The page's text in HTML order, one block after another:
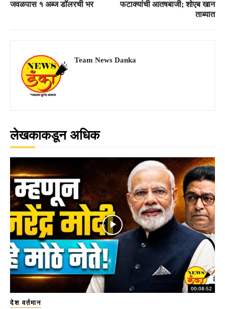
जवळपास १ अब्ज डॉलरची भर
फटाक्यांची आतषबाजी; शोएब खान
ताब्यात
Team News Danka
लेखकाकडून अधिक
00:08:52
देश वर्तमान